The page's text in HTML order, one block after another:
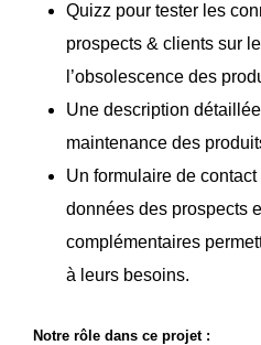
Quizz pour tester les
prospects & clients sur
l’obsolescence des
Une description
maintenance des
Un formulaire de
données des prospects
complémentaires
à leurs besoins.
Notre rôle dans ce projet :